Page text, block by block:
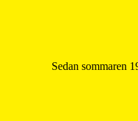
Sedan sommaren